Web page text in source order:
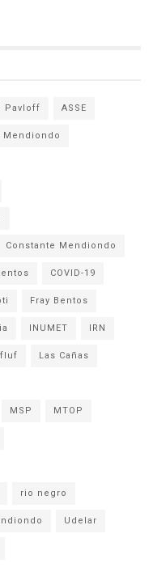
Pavloff ASSE
Mendiondo
Constante Mendiondo
COVID-19
Fray Bentos
INUMET IRN
Las Cañas
MSP MTOP
rio negro
Udelar